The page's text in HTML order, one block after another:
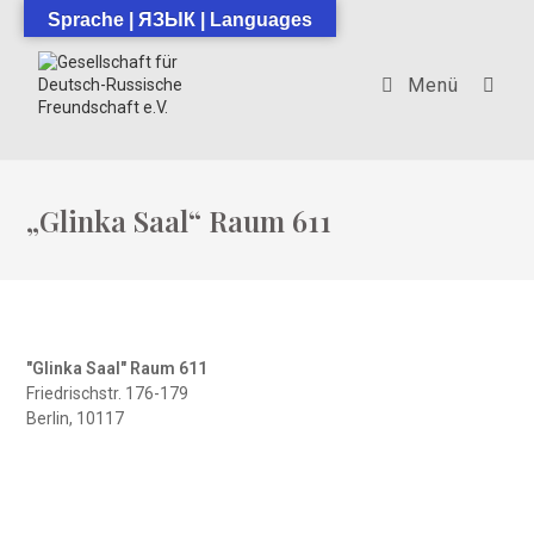
springen
Menü
„Glinka Saal“ Raum 611
"Glinka Saal" Raum 611
Friedrischstr. 176-179
Berlin, 10117
Sprache | ЯЗЫК | Languages